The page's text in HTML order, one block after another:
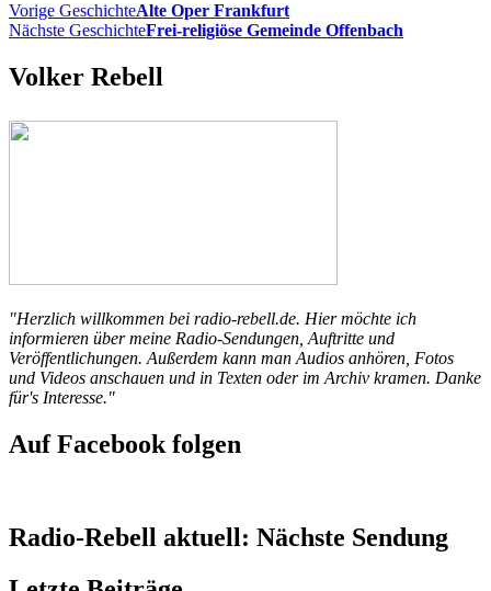
Vorige GeschichteAlte Oper Frankfurt
Nächste GeschichteFrei-religiöse Gemeinde Offenbach
Volker Rebell
"Herzlich willkommen bei radio-rebell.de. Hier möchte ich
informieren über meine Radio-Sendungen, Auftritte und
Veröffentlichungen. Außerdem kann man Audios anhören, Fotos
und Videos anschauen und in Texten oder im Archiv kramen. Danke
für's Interesse."
Auf Facebook folgen
Radio-Rebell aktuell: Nächste Sendung